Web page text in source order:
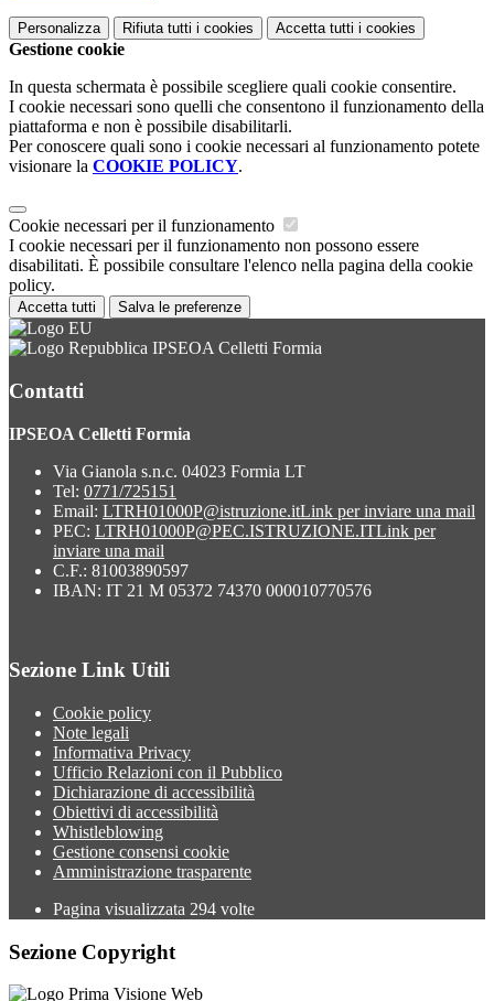
Personalizza Rifiuta tutti i cookies Accetta tutti i cookies
Gestione cookie
In questa schermata è possibile scegliere quali cookie consentire.
I cookie necessari sono quelli che consentono il funzionamento della
piattaforma e non è possibile disabilitarli.
Per conoscere quali sono i cookie necessari al funzionamento potete
visionare la COOKIE POLICY.
Cookie necessari per il funzionamento
I cookie necessari per il funzionamento non possono essere
disabilitati. È possibile consultare l'elenco nella pagina della cookie
policy.
Accetta tutti Salva le preferenze
IPSEOA Celletti Formia
Contatti
IPSEOA Celletti Formia
Via Gianola s.n.c. 04023 Formia LT
Tel: 0771/725151
Email: LTRH01000P@istruzione.itLink per inviare una mail
PEC: LTRH01000P@PEC.ISTRUZIONE.ITLink per
inviare una mail
C.F.: 81003890597
IBAN: IT 21 M 05372 74370 000010770576
Sezione Link Utili
Cookie policy
Note legali
Informativa Privacy
Ufficio Relazioni con il Pubblico
Dichiarazione di accessibilità
Obiettivi di accessibilità
Whistleblowing
Gestione consensi cookie
Amministrazione trasparente
Pagina visualizzata 294 volte
Sezione Copyright